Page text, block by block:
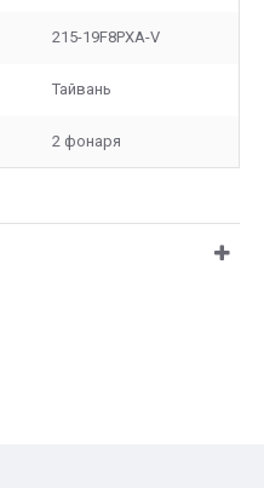
215-19F8PXA-V
Тайвань
2 фонаря